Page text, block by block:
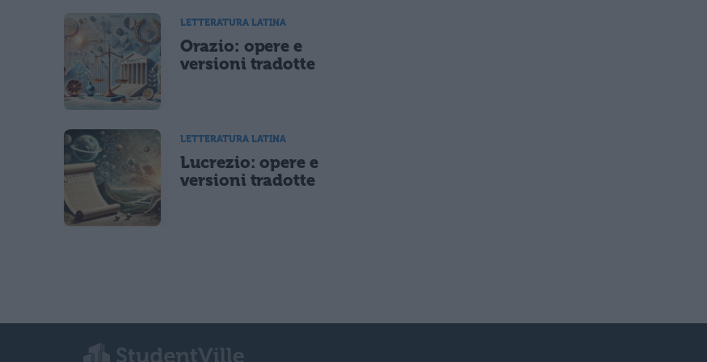
LETTERATURA LATINA
Orazio: opere e
versioni tradotte
LETTERATURA LATINA
Lucrezio: opere e
versioni tradotte